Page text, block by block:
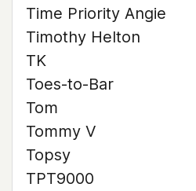
Time Priority Angie
Timothy Helton
TK
Toes-to-Bar
Tom
Tommy V
Topsy
TPT9000